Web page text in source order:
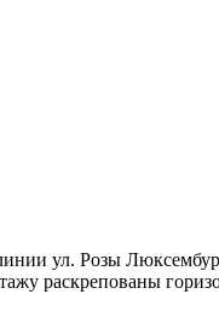
ул. Розы
раскрепованы